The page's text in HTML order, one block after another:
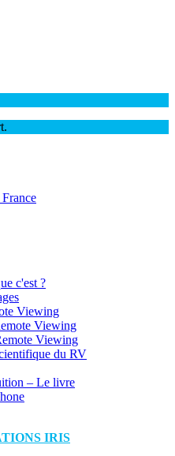
c'est ?
Viewing
Viewing
Viewing
du RV
– Le livre
IRIS